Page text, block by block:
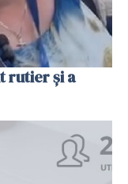
rutier și a